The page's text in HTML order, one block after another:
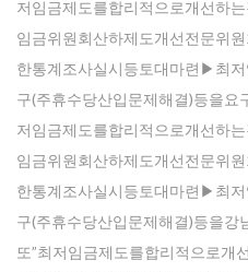
저임금제도를합리적으로개선하
임금위원회산하제도개선전문위
한통계조사실시등토대마련▶최
구(주휴수당산입문제해결)등을요
저임금제도를합리적으로개선하
임금위원회산하제도개선전문위
한통계조사실시등토대마련▶최
구(주휴수당산입문제해결)등을강
또”최저임금제도를합리적으로개